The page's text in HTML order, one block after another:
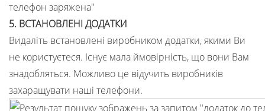
5. ВСТАНОВЛЕНІ ДОДАТКИ
Видаліть встановлені виробником додатки, якими Ви
не користуєтеся. Існує мала ймовірність, що вони Вам
знадобляться. Можливо це відучить виробників
захаращувати наші телефони.